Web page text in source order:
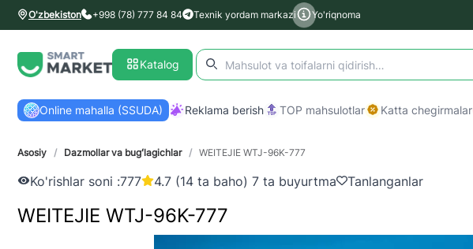
O'zbekiston +998 (78) 777 84 84 Texnik yordam markazi Yo'riqnoma
Katalog
Online mahalla (SSUDA) Reklama berish TOP mahsulotlar Katta chegirmalar
Asosiy / Dazmollar va bugʻlagichlar / WEITEJIE WTJ-96K-777
Ko'rishlar soni :777 4.7 (14 ta baho) 7 ta buyurtma Tanlanganlar
WEITEJIE WTJ-96K-777